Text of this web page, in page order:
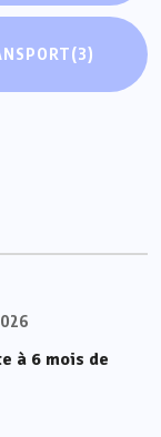
(3)
à 6 mois de